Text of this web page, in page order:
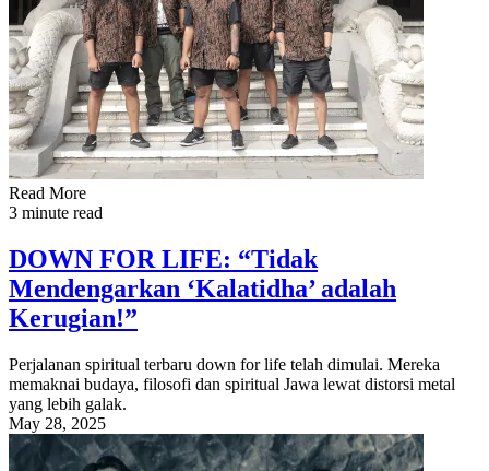
Read More
3 minute read
DOWN FOR LIFE: “Tidak
Mendengarkan ‘Kalatidha’ adalah
Kerugian!”
Perjalanan spiritual terbaru down for life telah dimulai. Mereka
memaknai budaya, filosofi dan spiritual Jawa lewat distorsi metal
yang lebih galak.
May 28, 2025